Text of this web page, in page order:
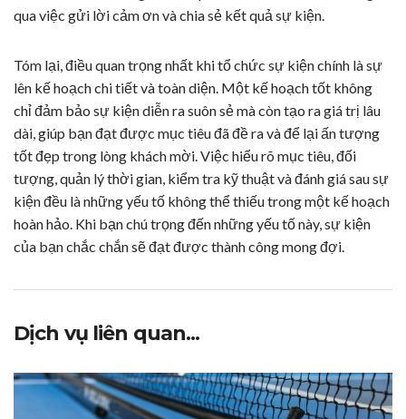
qua việc gửi lời cảm ơn và chia sẻ kết quả sự kiện.
Tóm lại, điều quan trọng nhất khi tổ chức sự kiện chính là sự
lên kế hoạch chi tiết và toàn diện. Một kế hoạch tốt không
chỉ đảm bảo sự kiện diễn ra suôn sẻ mà còn tạo ra giá trị lâu
dài, giúp bạn đạt được mục tiêu đã đề ra và để lại ấn tượng
tốt đẹp trong lòng khách mời. Việc hiểu rõ mục tiêu, đối
tượng, quản lý thời gian, kiểm tra kỹ thuật và đánh giá sau sự
kiện đều là những yếu tố không thể thiếu trong một kế hoạch
hoàn hảo. Khi bạn chú trọng đến những yếu tố này, sự kiện
của bạn chắc chắn sẽ đạt được thành công mong đợi.
Dịch vụ liên quan...